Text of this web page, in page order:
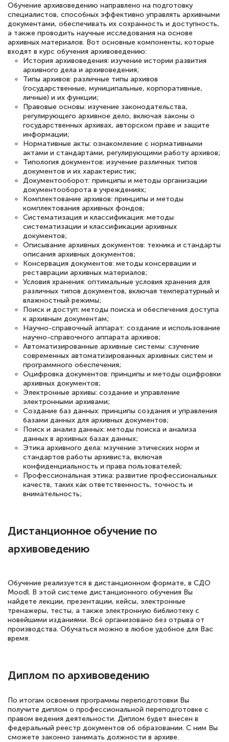
книги, методические рекомендации,
статьи. Времени на подготовку
достаточно. Курс помогает пройти
аттестацию в школе. Спасибо!
Евгения Коротких
Знаток города 2 уровня
12 марта 2026
Спасибо большое Академии! Грамотное,
вежливое сопровождение! Всё чётко и
понятно! Проходила повышение
квалификации. Ещё раз - СПАСИБО!
Елена Петрикс
Знаток города 5 уровня
11 марта 2026
Всем добрый день! Я прошла курс
повышени каалификации по
специальности «Тренер-преподаватель
по тяжелой атлетике»! Хочется
подчеркуть, что при обращении
оперативно связались со мной
специалисты, ответили на все
интересующие вопросы и в течении
двух…
Светлана К
Знаток города 7 уровня
10 марта 2026
быстро ответили, разъяснили все детали.
количество тематической литературы,
прохождения курса, удобная система
аттестации, проблем не возникло ни на
каком этапе…
Обучение архивоведению направлено на подготовку
специалистов, способных эффективно управлять архивными
документами, обеспечивать их сохранность и доступность,
а также проводить научные исследования на основе
архивных материалов. Вот основные компоненты, которые
входят в курс обучения архивоведению:
История архивоведения: изучение истории развития
архивного дела и архивоведения;
Типы архивов: различные типы архивов
(государственные, муниципальные, корпоративные,
личные) и их функции;
Правовые основы: изучение законодательства,
регулирующего архивное дело, включая законы о
государственных архивах, авторском праве и защите
информации;
Нормативные акты: ознакомление с нормативными
актами и стандартами, регулирующими работу архивов;
Типология документов: изучение различных типов
документов и их характеристик;
Документооборот: принципы и методы организации
документооборота в учреждениях;
Комплектование архивов: принципы и методы
комплектования архивных фондов;
Систематизация и классификация: методы
систематизации и классификации архивных
документов;
Описывание архивных документов: техника и стандарты
описания архивных документов;
Консервация документов: методы консервации и
реставрации архивных материалов;
Условия хранения: оптимальные условия хранения для
различных типов документов, включая температурный и
влажностный режимы;
Поиск и доступ: методы поиска и обеспечения доступа
к архивным документам;
Научно-справочный аппарат: создание и использование
научно-справочного аппарата архивов;
Автоматизированные архивные системы: сзучение
современных автоматизированных архивных систем и
программного обеспечения;
Оцифровка документов: принципы и методы оцифровки
архивных документов;
Электронные архивы: создание и управление
электронными архивами;
Создание баз данных: принципы создания и управления
базами данных для архивных документов;
Поиск и анализ данных: методы поиска и анализа
данных в архивных базах данных;
Этика архивного дела: мзучение этических норм и
стандартов работы архивиста, включая
конфиденциальность и права пользователей;
Профессиональная этика: развитие профессиональных
качеств, таких как ответственность, точность и
внимательность;
Дистанционное обучение по
архивоведению
Обучение реализуется в дистанционном формате, в СДО
Moodl. В этой системе дистанционного обучения Вы
найдете лекции, презентации, кейсы, электронные
тренажеры, тесты, а также электронную библиотеку с
новейшими изданиями. Всё организовано без отрыва от
производства. Обучаться можно в любое удобное для Вас
время.
Диплом по архивоведению
По итогам освоения программы переподготовки Вы
получите диплом о профессиональной переподготовке с
правом ведения деятельности. Диплом будет внесен в
федеральный реестр документов об образовании. С ним Вы
сможете законно занимать должности в архиве.